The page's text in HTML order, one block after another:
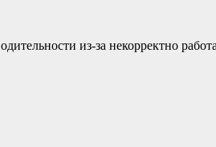
из-за некорректно